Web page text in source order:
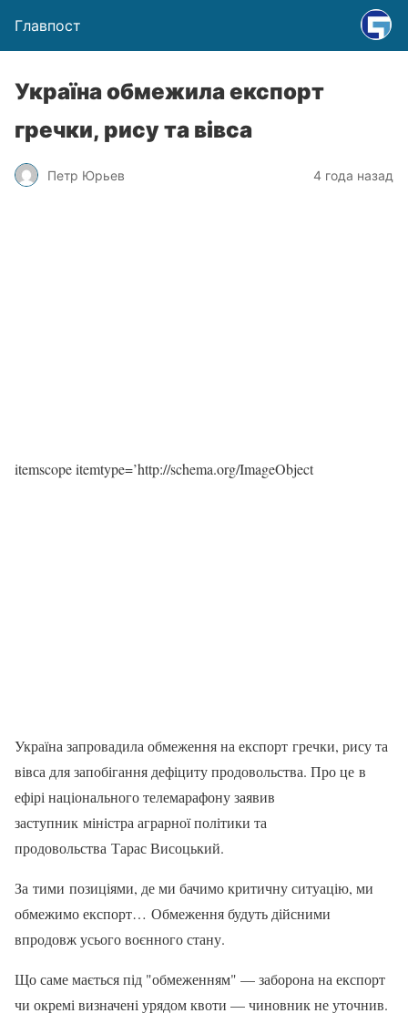
Главпост
Україна обмежила експорт
гречки, рису та вівса
Петр Юрьев 4 года назад
itemscope itemtype=’http://schema.org/ImageObject
Україна запровадила обмеження на експорт гречки, рису та
вівса для запобігання дефіциту продовольства. Про це в
ефірі національного телемарафону заявив
заступник міністра аграрної політики та
продовольства Тарас Висоцький.
За тими позиціями, де ми бачимо критичну ситуацію, ми
обмежимо експорт… Обмеження будуть дійсними
впродовж усього воєнного стану.
Що саме мається під "обмеженням" — заборона на експорт
чи окремі визначені урядом квоти — чиновник не уточнив.